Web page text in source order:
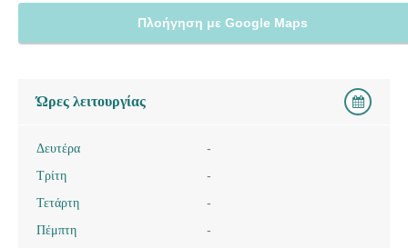
Πλοήγηση με Google Maps
Ώρες λειτουργίας
Δευτέρα
-
Τρίτη
-
Τετάρτη
-
Πέμπτη
-